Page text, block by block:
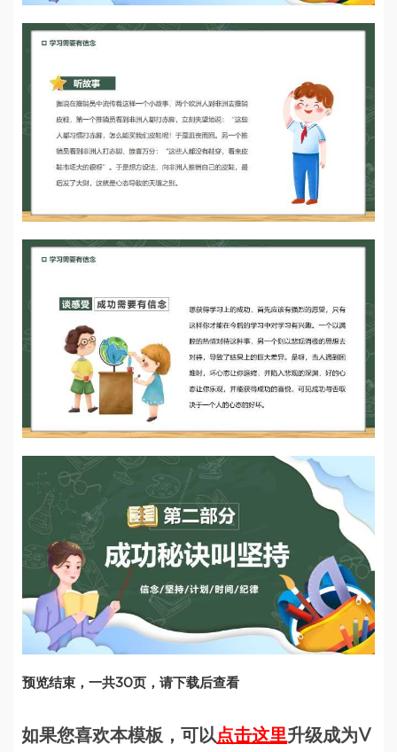
预览结束，一共30页，请下载后查看
如果您喜欢本模板，可以点击这里升级成为V